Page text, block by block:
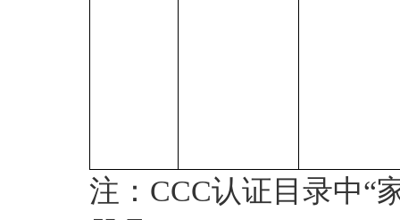
注： CCC认证目录中“